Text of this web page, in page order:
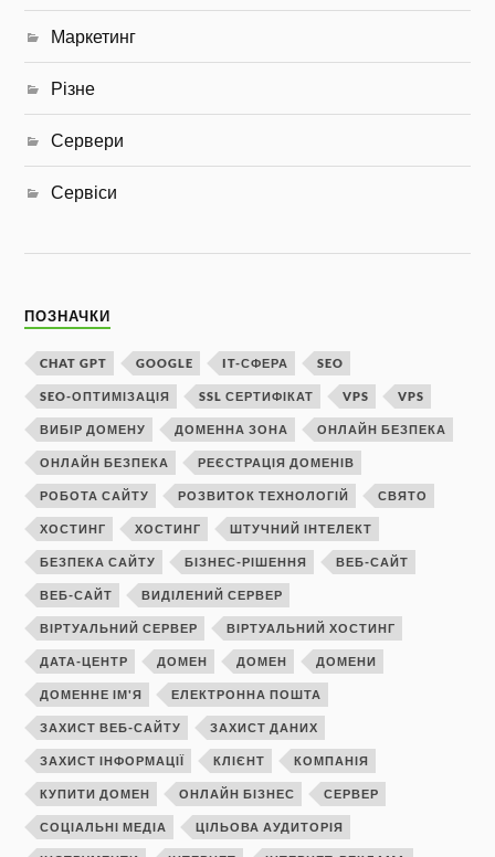
Маркетинг
Різне
Сервери
Сервіси
ПОЗНАЧКИ
CHAT GPT GOOGLE IT-СФЕРА SEO
SEO-ОПТИМІЗАЦІЯ SSL СЕРТИФІКАТ VPS VPS
ВИБІР ДОМЕНУ ДОМЕННА ЗОНА ОНЛАЙН БЕЗПЕКА
ОНЛАЙН БЕЗПЕКА РЕЄСТРАЦІЯ ДОМЕНІВ
РОБОТА САЙТУ РОЗВИТОК ТЕХНОЛОГІЙ СВЯТО
ХОСТИНГ ХОСТИНГ ШТУЧНИЙ ІНТЕЛЕКТ
БЕЗПЕКА САЙТУ БІЗНЕС-РІШЕННЯ ВЕБ-САЙТ
ВЕБ-САЙТ ВИДІЛЕНИЙ СЕРВЕР
ВІРТУАЛЬНИЙ СЕРВЕР ВІРТУАЛЬНИЙ ХОСТИНГ
ДАТА-ЦЕНТР ДОМЕН ДОМЕН ДОМЕНИ
ДОМЕННЕ ІМ'Я ЕЛЕКТРОННА ПОШТА
ЗАХИСТ ВЕБ-САЙТУ ЗАХИСТ ДАНИХ
ЗАХИСТ ІНФОРМАЦІЇ КЛІЄНТ КОМПАНІЯ
КУПИТИ ДОМЕН ОНЛАЙН БІЗНЕС СЕРВЕР
СОЦІАЛЬНІ МЕДІА ЦІЛЬОВА АУДИТОРІЯ